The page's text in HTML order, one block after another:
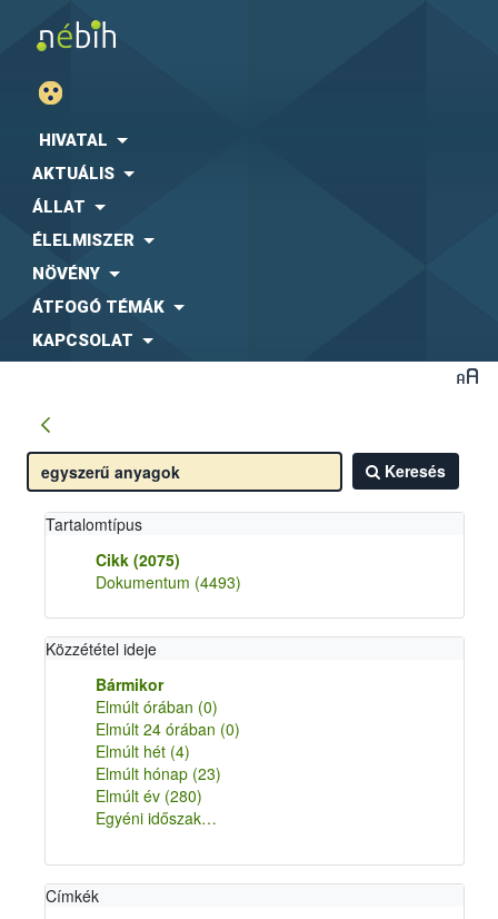
HIVATAL
AKTUÁLIS
ÁLLAT
ÉLELMISZER
NÖVÉNY
ÁTFOGÓ TÉMÁK
KAPCSOLAT
Keresés
Tartalomtípus
Cikk (2075)
Dokumentum (4493)
Közzététel ideje
Bármikor
Elmúlt órában (0)
Elmúlt 24 órában (0)
Elmúlt hét (4)
Elmúlt hónap (23)
Elmúlt év (280)
Egyéni időszak…
Címkék